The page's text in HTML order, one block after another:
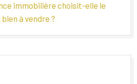
immobilière choisit-elle le
à vendre ?